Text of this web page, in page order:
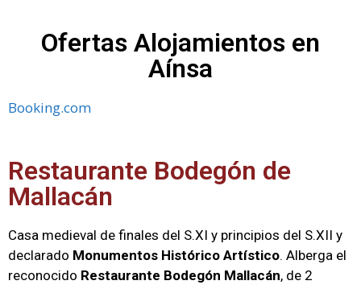
Ofertas Alojamientos en
Aínsa
Booking.com
Restaurante Bodegón de
Mallacán
Casa medieval de finales del S.XI y principios del S.XII y
declarado Monumentos Histórico Artístico. Alberga el
reconocido Restaurante Bodegón Mallacán, de 2